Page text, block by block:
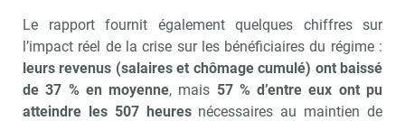
Le rapport fournit également quelques chiffres sur
l’impact réel de la crise sur les bénéficiaires du régime :
leurs revenus (salaires et chômage cumulé) ont baissé
de 37 % en moyenne, mais 57 % d’entre eux ont pu
atteindre les 507 heuresnécessaires au maintien de